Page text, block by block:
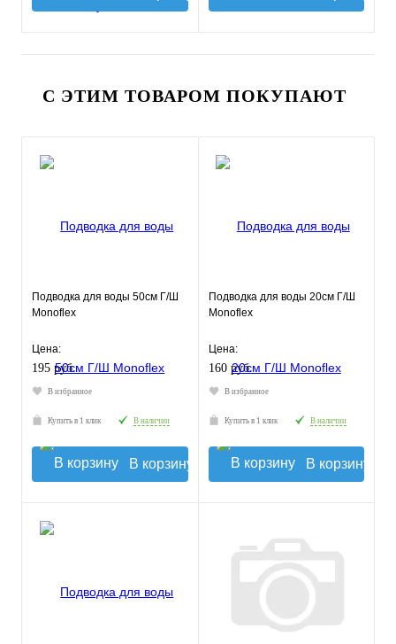
С ЭТИМ ТОВАРОМ ПОКУПАЮТ
Подводка для воды 50см Г/Ш
Monoflex
Цена:
195 руб.
В избранное
Купить в 1 клик В наличии
В корзину
Подводка для воды 20см Г/Ш
Monoflex
Цена:
160 руб.
В избранное
Купить в 1 клик В наличии
В корзину